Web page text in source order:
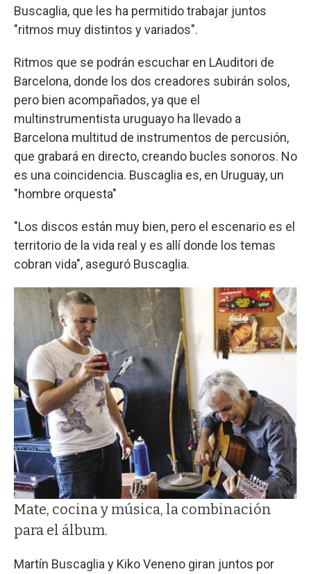
Buscaglia, que les ha permitido trabajar juntos
"ritmos muy distintos y variados".
Ritmos que se podrán escuchar en LAuditori de
Barcelona, donde los dos creadores subirán solos,
pero bien acompañados, ya que el
multinstrumentista uruguayo ha llevado a
Barcelona multitud de instrumentos de percusión,
que grabará en directo, creando bucles sonoros. No
es una coincidencia. Buscaglia es, en Uruguay, un
"hombre orquesta"
"Los discos están muy bien, pero el escenario es el
territorio de la vida real y es allí donde los temas
cobran vida", aseguró Buscaglia.
Mate, cocina y música, la combinación
para el álbum.
Martín Buscaglia y Kiko Veneno giran juntos por